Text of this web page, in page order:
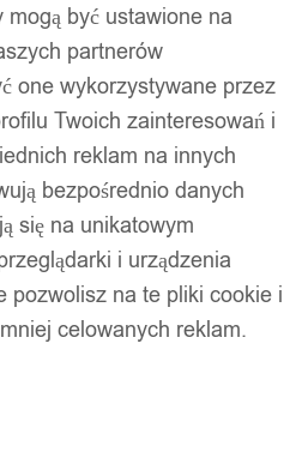
damskiej
pasy stringi
l
zł
wysyłamy tego samego dnia.
być ustawione na
partnerów
one wykorzystywane przez
Twoich zainteresowań i
reklam na innych
bezpośrednio danych
się na unikatowym
i urządzenia
pozwolisz na te pliki cookie i
celowanych reklam.